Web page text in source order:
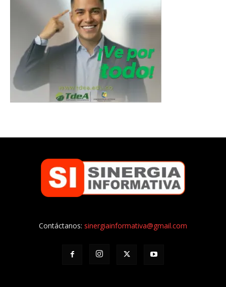
Contáctanos: sinergiainformativa@gmail.com